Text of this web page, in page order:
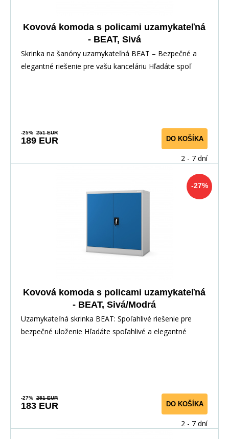
Kovová komoda s policami uzamykateľná
- BEAT, Sivá
Skrinka na šanóny uzamykateľná BEAT – Bezpečné a
elegantné riešenie pre vašu kanceláriu Hľadáte spoľ
-25% 251 EUR
189 EUR DO KOŠÍKA
2 - 7 dní
-27%
Kovová komoda s policami uzamykateľná
- BEAT, Sivá/Modrá
Uzamykateľná skrinka BEAT: Spoľahlivé riešenie pre
bezpečné uloženie Hľadáte spoľahlivé a elegantné
-27% 251 EUR
183 EUR DO KOŠÍKA
2 - 7 dní